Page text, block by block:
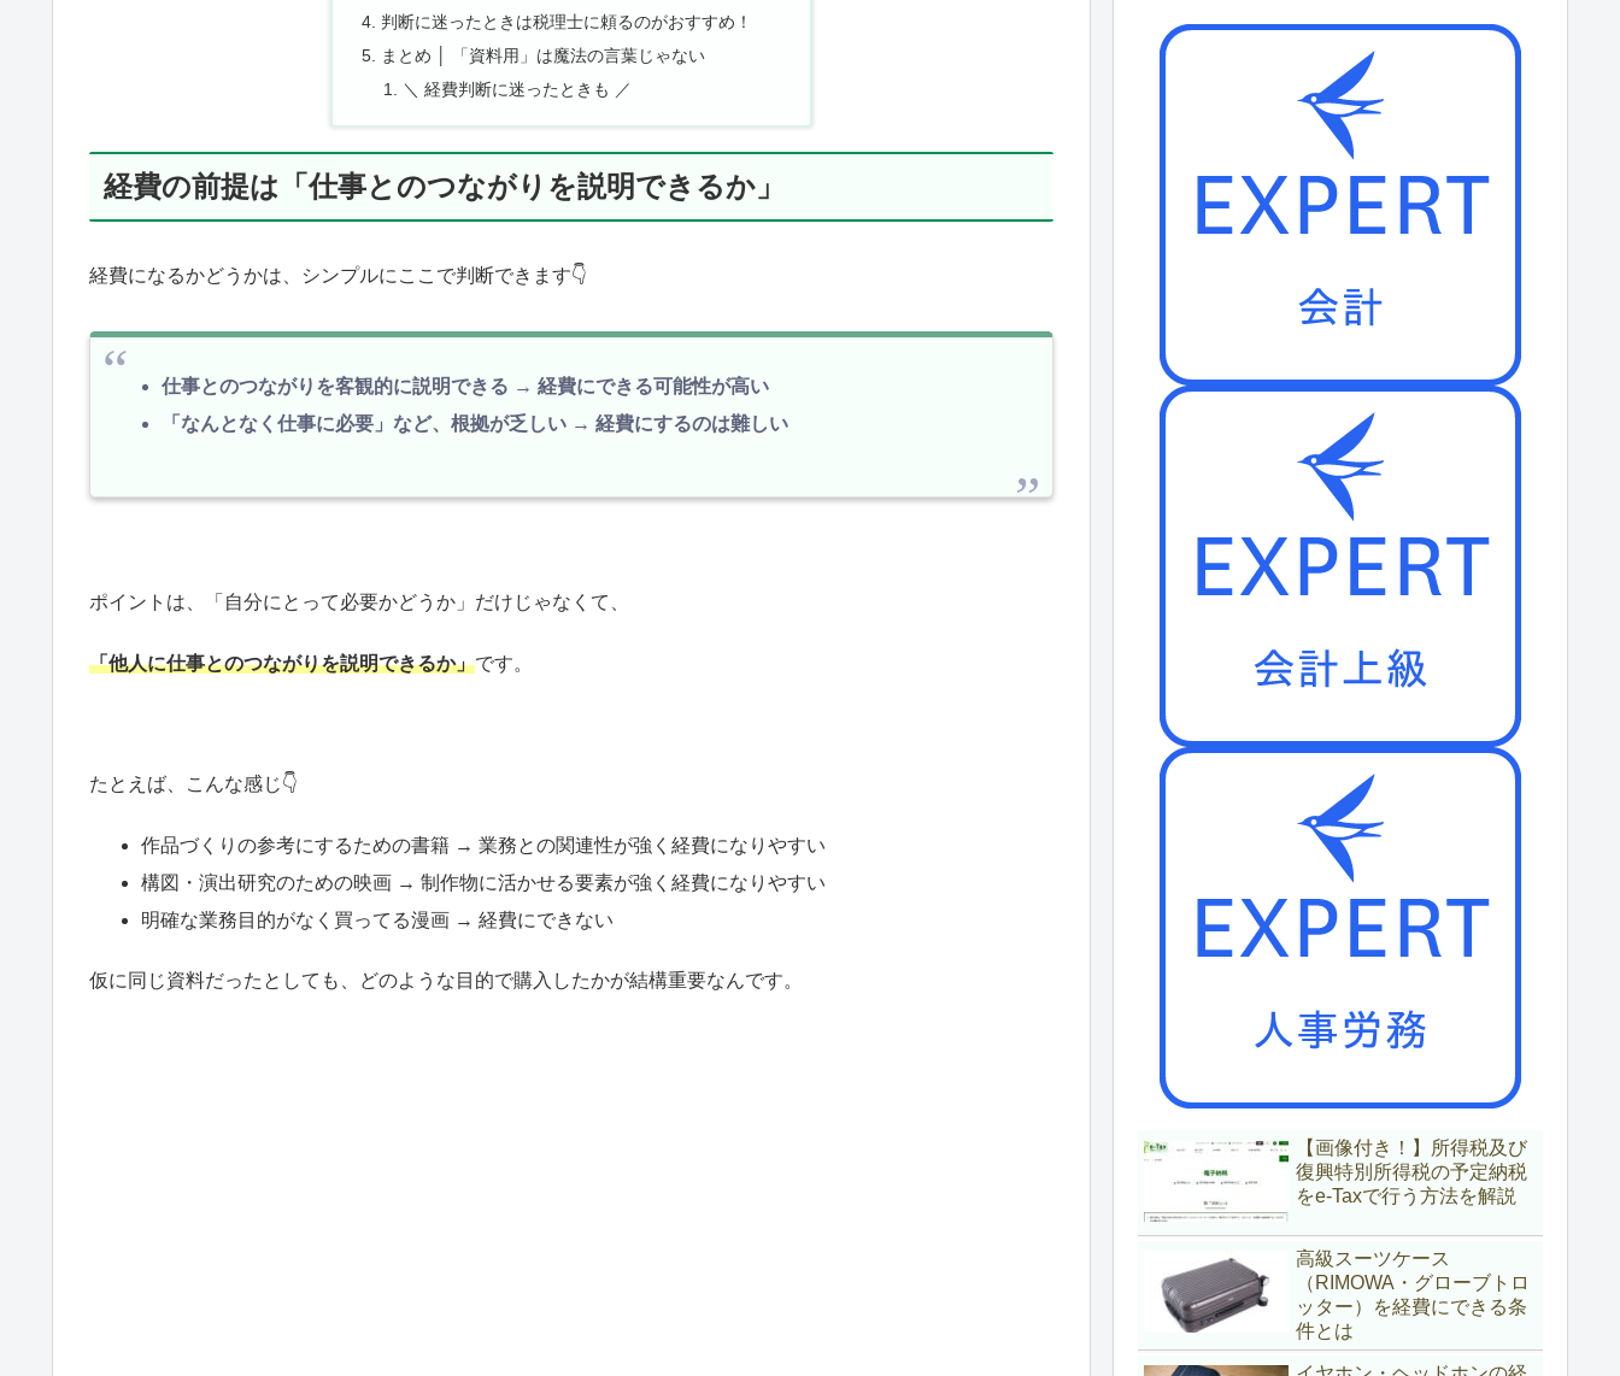
判断に迷ったときは税理士に頼るのがおすすめ！
まとめ │ 「資料用」は魔法の言葉じゃない
＼ 経費判断に迷ったときも ／
経費の前提は「仕事とのつながりを説明できるか」
経費になるかどうかは、シンプルにここで判断できます👇
仕事とのつながりを客観的に説明できる → 経費にできる可能性が高い
「なんとなく仕事に必要」など、根拠が乏しい → 経費にするのは難しい
ポイントは、「自分にとって必要かどうか」だけじゃなくて、
「他人に仕事とのつながりを説明できるか」です。
たとえば、こんな感じ👇
作品づくりの参考にするための書籍 → 業務との関連性が強く経費になりやすい
構図・演出研究のための映画 → 制作物に活かせる要素が強く経費になりやすい
明確な業務目的がなく買ってる漫画 → 経費にできない
仮に同じ資料だったとしても、どのような目的で購入したかが結構重要なんです。
【画像付き！】所得税及び
復興特別所得税の予定納税
をe-Taxで行う方法を解説
高級スーツケース
（RIMOWA・グローブトロ
ッター）を経費にできる条
件とは